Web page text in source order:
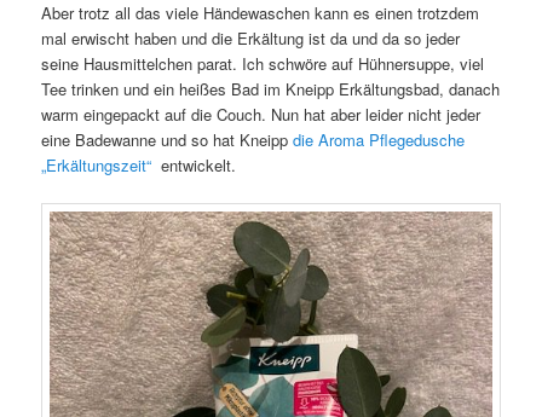
Aber trotz all das viele Händewaschen kann es einen trotzdem
mal erwischt haben und die Erkältung ist da und da so jeder
seine Hausmittelchen parat. Ich schwöre auf Hühnersuppe, viel
Tee trinken und ein heißes Bad im Kneipp Erkältungsbad, danach
warm eingepackt auf die Couch. Nun hat aber leider nicht jeder
eine Badewanne und so hat Kneippdie Aroma Pflegedusche
„Erkältungszeit“ entwickelt.